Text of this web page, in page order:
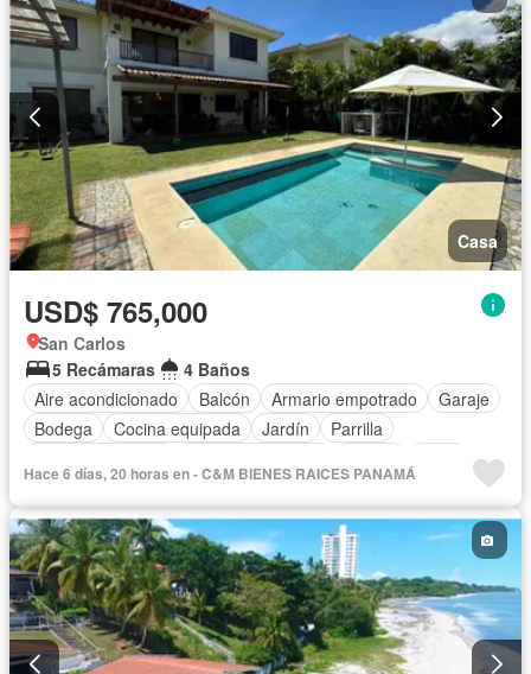
Casa
USD$ 765,000
San Carlos
5 Recámaras
4 Baños
Aire acondicionado
Balcón Armario empotrado
Garaje
Bodega
Cocina equipada Jardín
Parrilla
Hace 6 días, 20 horas en - C&M BIENES RAICES PANAMÁ